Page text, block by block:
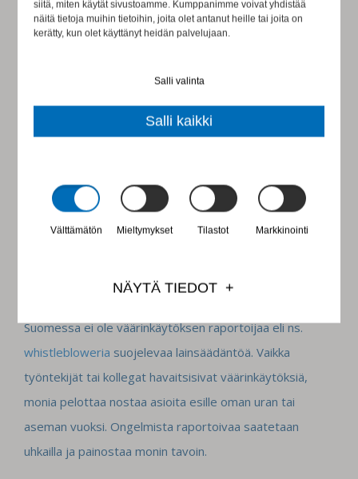
siitä, miten käytät sivustoamme. Kumppanimme voivat yhdistää
näitä tietoja muihin tietoihin, joita olet antanut heille tai joita on
kerätty, kun olet käyttänyt heidän palvelujaan.
Salli valinta
Salli kaikki
Välttämätön Mieltymykset Tilastot Markkinointi
NÄYTÄ TIEDOT
ehkäiseminen johtajana
Ylimmän johdon oma esimerkki auttaa rakentamaan
varmistetaan avoimesti ja jossa väärinkäytöksiä ei
hyväksytä millään organisaation tasolla. Tämä edellyttää
riskit monimutkaistuvat.
Suomessa ei ole väärinkäytöksen raportoijaa eli ns.
whistlebloweria suojelevaa lainsäädäntöä. Vaikka
työntekijät tai kollegat havaitsisivat väärinkäytöksiä,
monia pelottaa nostaa asioita esille oman uran tai
aseman vuoksi. Ongelmista raportoivaa saatetaan
uhkailla ja painostaa monin tavoin.